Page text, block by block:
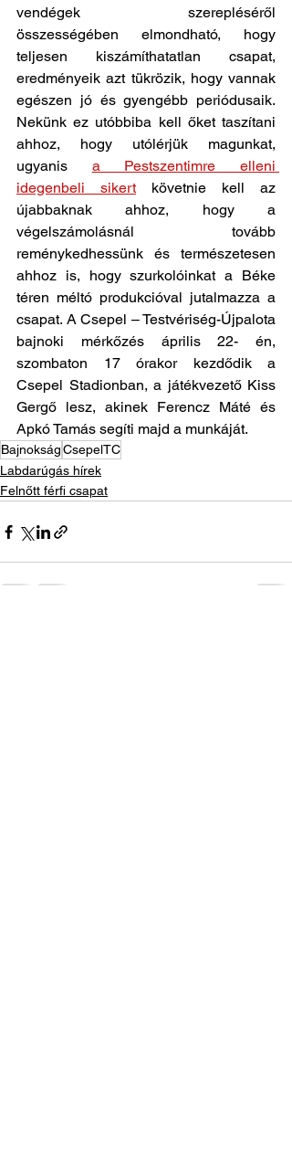
vendégek szerepléséről
összességében elmondható, hogy
teljesen kiszámíthatatlan csapat,
eredményeik azt tükrözik, hogy vannak
egészen jó és gyengébb periódusaik.
Nekünk ez utóbbiba kell őket taszítani
ahhoz, hogy utólérjük magunkat,
ugyanis a Pestszentimre elleni
idegenbeli sikert követnie kell az
újabbaknak ahhoz, hogy a
végelszámolásnál tovább
reménykedhessünk és természetesen
ahhoz is, hogy szurkolóinkat a Béke
téren méltó produkcióval jutalmazza a
csapat. A Csepel – Testvériség-Újpalota
bajnoki mérkőzés április 22- én,
szombaton 17 órakor kezdődik a
Csepel Stadionban, a játékvezető Kiss
Gergő lesz, akinek Ferencz Máté és
Apkó Tamás segíti majd a munkáját.
BajnokságCsepelTC
Labdarúgás hírek
Felnőtt férfi csapat